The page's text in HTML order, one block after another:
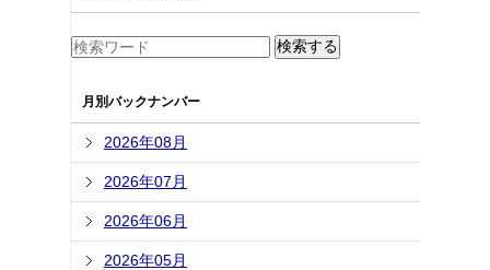
月別バックナンバー
2026年08月
2026年07月
2026年06月
2026年05月